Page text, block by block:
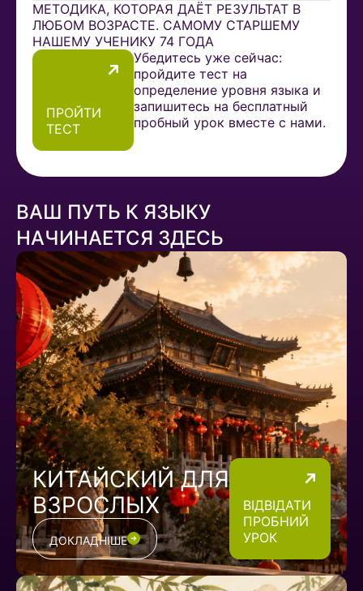
МЕТОДИКА, КОТОРАЯ ДАЁТ РЕЗУЛЬТАТ В
ЛЮБОМ ВОЗРАСТЕ. САМОМУ СТАРШЕМУ
НАШЕМУ УЧЕНИКУ 74 ГОДА
ПРОЙТИ
ТЕСТ
Убедитесь уже сейчас:
пройдите тест на
определение уровня языка и
запишитесь на бесплатный
пробный урок вместе с нами.
ВАШ ПУТЬ К ЯЗЫКУ
НАЧИНАЕТСЯ ЗДЕСЬ
КИТАЙСКИЙ ДЛЯ
ВЗРОСЛЫХ
ДОКЛАДНІШЕ
ВІДВІДАТИ
ПРОБНИЙ
УРОК